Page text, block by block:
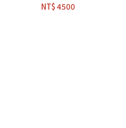
NT$ 4500